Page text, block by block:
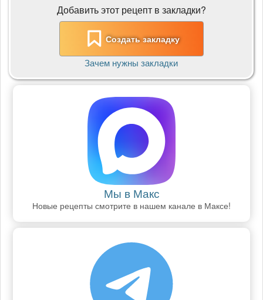
Добавить этот рецепт в закладки?
Создать закладку
Зачем нужны закладки
Мы в Макс
Новые рецепты смотрите в нашем канале в Максе!